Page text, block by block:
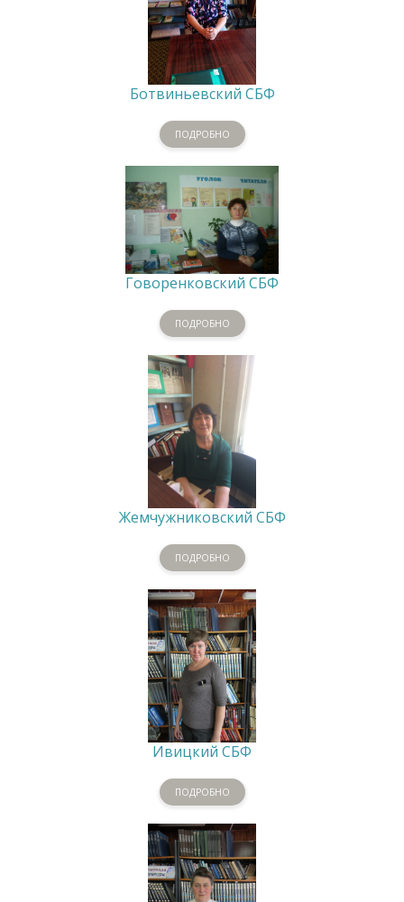
Ботвиньевский СБФ
ПОДРОБНО
Говоренковский СБФ
ПОДРОБНО
Жемчужниковский СБФ
ПОДРОБНО
Ивицкий СБФ
ПОДРОБНО